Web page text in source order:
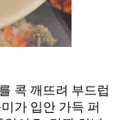
콕 깨뜨려 부드럽
가 입안 가득 퍼